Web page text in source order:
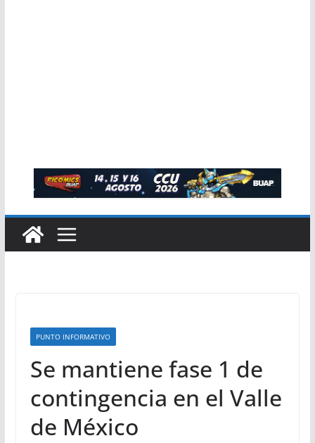
PUNTO INFORMATIVO
Se mantiene fase 1 de
contingencia en el Valle
de México